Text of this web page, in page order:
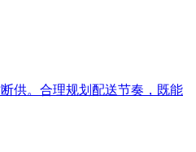
供。合理规划配送节奏，既能